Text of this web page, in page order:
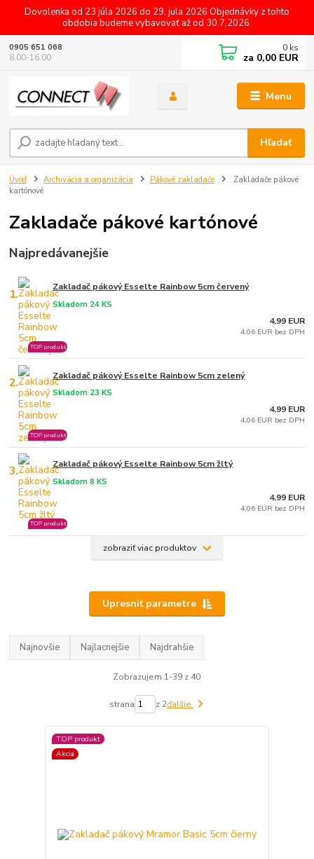
Dovolenka od 23 júla 2026 do 29. jula 2026 Objednávky z tohto
obdobia budeme vybavovať až od 30.7.2026.
Menu
Hľadať
0905 651 068
8.00-16.00
0 ks
za 0,00 EUR
Úvod Archivácia a organizácia Pákové zakladače
Zakladače pákové
kartónové
Zakladače pákové kartónové
Najpredávanejšie
1. Zakladač pákový Esselte Rainbow 5cm červený
Skladom 24 KS
TOP produkt
4,99 EUR
4,06 EUR bez DPH
2. Zakladač pákový Esselte Rainbow 5cm zelený
Skladom 23 KS
TOP produkt
4,99 EUR
4,06 EUR bez DPH
3. Zakladač pákový Esselte Rainbow 5cm žltý
Skladom 8 KS
TOP produkt
4,99 EUR
4,06 EUR bez DPH
zobraziť viac produktov
Upresniť parametre
Najnovšie Najlacnejšie Najdrahšie
Zobrazujem 1-39 z 40
strana z 2ďalšie
TOP produkt
Akcia